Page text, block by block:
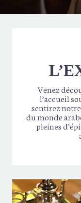
Venez
l’accueil
sentirez
du monde
pleines